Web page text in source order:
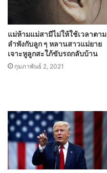
แม่ห้ามแม่สามีไม่ให้ใช้เวลาตาม
ลำพังกับลูก ๆ หลานสาวแม่ยาย
เจาะหูลูกสะใภ้ขับรถกลับบ้าน
กุมภาพันธ์ 2, 2021